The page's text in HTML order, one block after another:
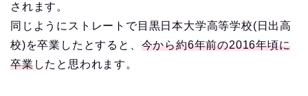
されます。
同じようにストレートで目黒日本大学高等学校(日出高
校)を卒業したとすると、 今から約6年前の2016年頃に
卒業したと思われます。